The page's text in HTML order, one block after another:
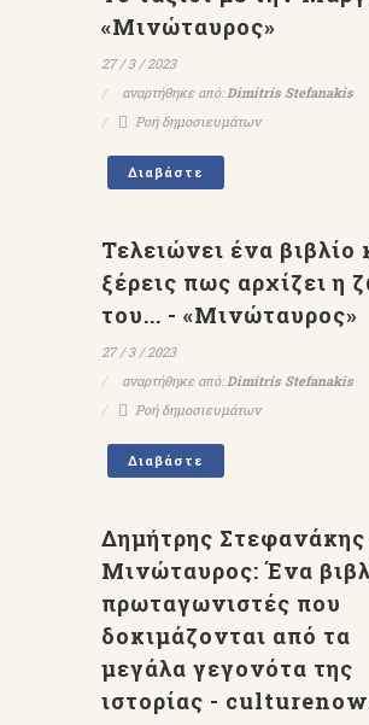
«Μινώταυρος»
27 / 3 / 2023
αναρτήθηκε από:Dimitris Stefanakis
Ροή δημοσιευμάτων
Διαβάστε
Τελειώνει ένα βιβλίο
ξέρεις πως αρχίζει η
του... - «Μινώταυρος»
27 / 3 / 2023
αναρτήθηκε από:Dimitris Stefanakis
Ροή δημοσιευμάτων
Διαβάστε
Δημήτρης Στεφανάκης
Μινώταυρος: Ένα
πρωταγωνιστές που
δοκιμάζονται από τα
μεγάλα γεγονότα της
ιστορίας -